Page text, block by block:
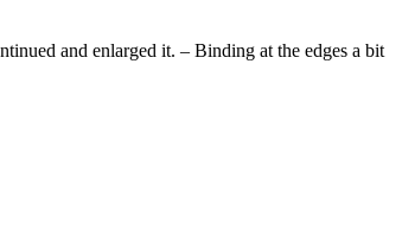
and enlarged it. – Binding at the edges a bit